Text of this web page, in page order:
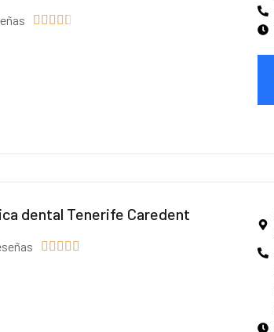
    
dental Tenerife Caredent
    